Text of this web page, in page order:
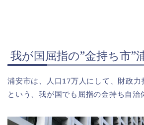
我が国屈指の”金持ち市”
浦安市は、人口17万人にして、財政
という、我が国でも屈指の金持ち自治